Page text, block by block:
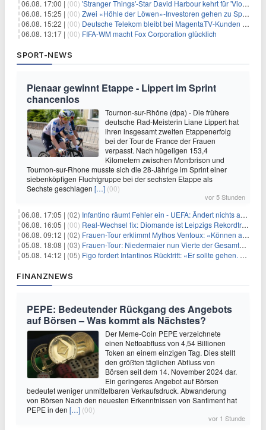
06.08. 17:00 | (00) 'Stranger Things'-Star David Harbour kehrt für 'Violent Night 2' zurück – Kristen Bell stößt zur Besetzung
06.08. 15:25 | (00) Zwei «Höhle der Löwen»-Investoren gehen zu Springer
06.08. 15:22 | (00) Deutsche Telekom bleibt bei MagentaTV-Kunden vage
06.08. 13:17 | (00) FIFA-WM macht Fox Corporation glücklich
SPORT-NEWS
Pienaar gewinnt Etappe - Lippert im Sprint
chancenlos
Tournon-sur-Rhône (dpa) - Die frühere
deutsche Rad-Meisterin Liane Lippert hat
ihren insgesamt zweiten Etappenerfolg
bei der Tour de France der Frauen
verpasst. Nach hügeligen 153,4
Kilometern zwischen Montbrison und
Tournon-sur-Rhone musste sich die 28-Jährige im Sprint einer
siebenköpfigen Fluchtgruppe bei der sechsten Etappe als
Sechste geschlagen […] (00)
vor 5 Stunden
06.08. 17:05 | (02) Infantino räumt Fehler ein - UEFA: Ändert nichts an Boykott
06.08. 16:05 | (00) Real-Wechsel fix: Diomande ist Leipzigs Rekordtransfer
06.08. 09:12 | (02) Frauen-Tour erklimmt Mythos Ventoux: «Können alles schaffen»
05.08. 18:08 | (03) Frauen-Tour: Niedermaier nun Vierte der Gesamtwertung
05.08. 14:12 | (05) Figo fordert Infantinos Rücktritt: «Er sollte gehen. Jetzt»
FINANZNEWS
PEPE: Bedeutender Rückgang des Angebots
auf Börsen – Was kommt als Nächstes?
Der Meme-Coin PEPE verzeichnete
einen Nettoabfluss von 4,54 Billionen
Token an einem einzigen Tag. Dies stellt
den größten täglichen Abfluss von
Börsen seit dem 14. November 2024 dar.
Ein geringeres Angebot auf Börsen
bedeutet weniger unmittelbaren Verkaufsdruck. Abwanderung
von Börsen Nach den neuesten Erkenntnissen von Santiment hat
PEPE in den […] (00)
vor 1 Stunde